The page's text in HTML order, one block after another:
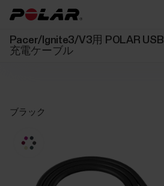
Pacer/Ignite3/V3用 POLAR USB
充電ケーブル
ブラック